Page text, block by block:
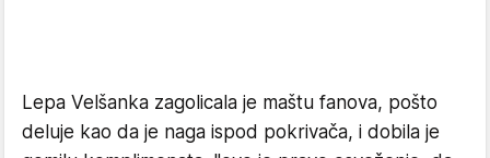
Lepa Velšanka zagolicala je maštu fanova, pošto
deluje kao da je naga ispod pokrivača, i dobila je